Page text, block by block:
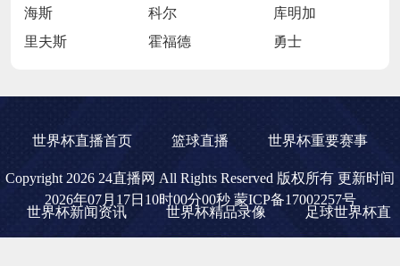
海斯
科尔
库明加
里夫斯
霍福德 勇士
世界杯直播首页 篮球直播 世界杯重要赛事
世界杯新闻资讯 世界杯精品录像 足球世界杯直
Copyright 2026 24直播网 All Rights Reserved 版权所有 更新时间
2026年07月17日10时00分00秒 蒙ICP备17002257号